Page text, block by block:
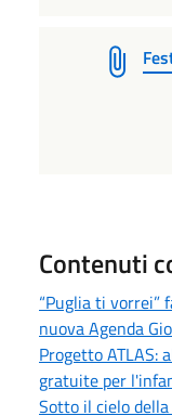
Contenuti
“Puglia ti vorrei”
nuova Agenda
Progetto ATLAS:
gratuite per
Sotto il cielo